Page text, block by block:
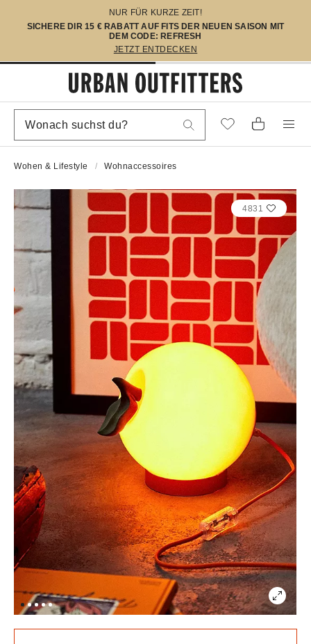
NUR FÜR KURZE ZEIT!
SICHERE DIR 15 € RABATT AUF FITS DER NEUEN SAISON MIT
DEM CODE: REFRESH
JETZT ENTDECKEN
Wohen & Lifestyle Wohnaccessoires
4831